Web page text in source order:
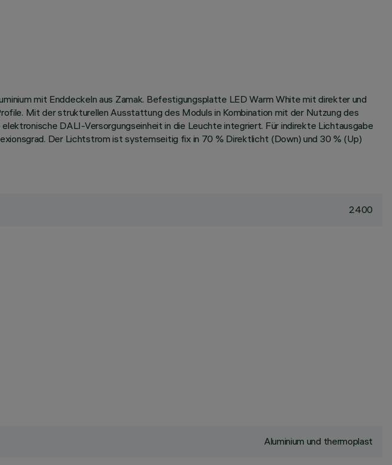
mit Enddeckeln aus Zamak. Befestigungsplatte LED Warm White mit direkter und
Mit der strukturellen Ausstattung des Moduls in Kombination mit der Nutzung des
DALI-Versorgungseinheit in die Leuchte integriert. Für indirekte Lichtausgabe
Der Lichtstrom ist systemseitig fix in 70 % Direktlicht (Down) und 30 % (Up)
2400
Aluminium und thermoplast